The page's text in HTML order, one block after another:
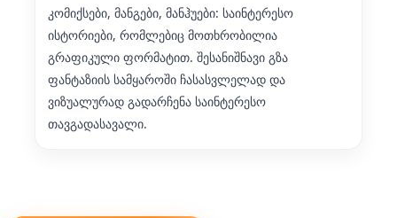
კომიქსები, მანგები, მანჰუები: საინტერესო
ისტორიები, რომლებიც მოთხრობილია
გრაფიკული ფორმატით. შესანიშნავი გზა
ფანტაზიის სამყაროში ჩასასვლელად და
ვიზუალურად გადარჩენა საინტერესო
თავგადასავალი.